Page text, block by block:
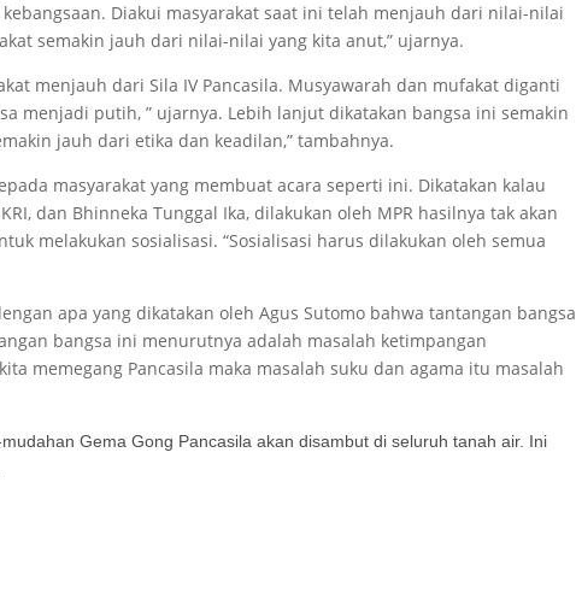
Diakui masyarakat saat ini telah menjauh dari nilai-nilai
semakin jauh dari nilai-nilai yang kita anut,” ujarnya.
menjauh dari Sila IV Pancasila. Musyawarah dan mufakat diganti
menjadi putih, ” ujarnya. Lebih lanjut dikatakan bangsa ini semakin
jauh dari etika dan keadilan,” tambahnya.
masyarakat yang membuat acara seperti ini. Dikatakan kalau
dan Bhinneka Tunggal Ika, dilakukan oleh MPR hasilnya tak akan
melakukan sosialisasi. “Sosialisasi harus dilakukan oleh semua
apa yang dikatakan oleh Agus Sutomo bahwa tantangan bangsa
bangsa ini menurutnya adalah masalah ketimpangan
memegang Pancasila maka masalah suku dan agama itu masalah
Gema Gong Pancasila akan disambut di seluruh tanah air. Ini